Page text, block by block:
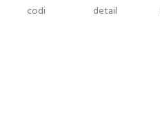
codi detail